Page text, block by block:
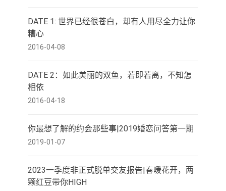
DATE 1: 世界已经很苍白，却有人用尽全力让你
糟心
2016-04-08
DATE 2：如此美丽的双鱼，若即若离，不知怎
相依
2016-04-18
你最想了解的约会那些事|2019婚恋问答第一期
2019-01-07
2023一季度非正式脱单交友报告|春暖花开，两
颗红豆带你HIGH